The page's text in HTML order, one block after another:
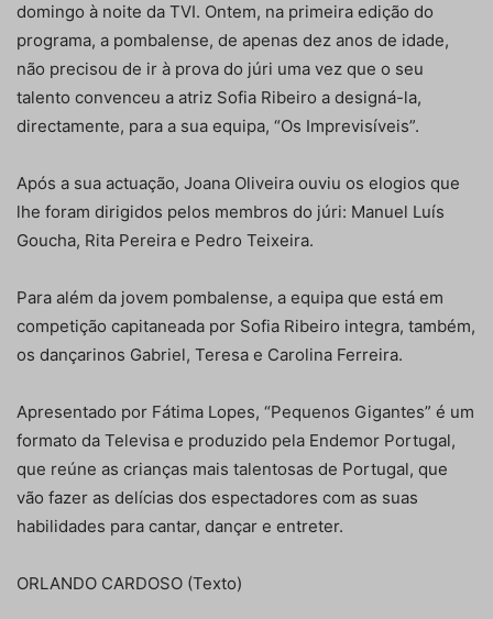
domingo à noite da TVI. Ontem, na primeira edição do
programa, a pombalense, de apenas dez anos de idade,
não precisou de ir à prova do júri uma vez que o seu
talento convenceu a atriz Sofia Ribeiro a designá-la,
directamente, para a sua equipa, “Os Imprevisíveis”.
Após a sua actuação, Joana Oliveira ouviu os elogios que
lhe foram dirigidos pelos membros do júri: Manuel Luís
Goucha, Rita Pereira e Pedro Teixeira.
Para além da jovem pombalense, a equipa que está em
competição capitaneada por Sofia Ribeiro integra, também,
os dançarinos Gabriel, Teresa e Carolina Ferreira.
Apresentado por Fátima Lopes, “Pequenos Gigantes” é um
formato da Televisa e produzido pela Endemor Portugal,
que reúne as crianças mais talentosas de Portugal, que
vão fazer as delícias dos espectadores com as suas
habilidades para cantar, dançar e entreter.
ORLANDO CARDOSO (Texto)